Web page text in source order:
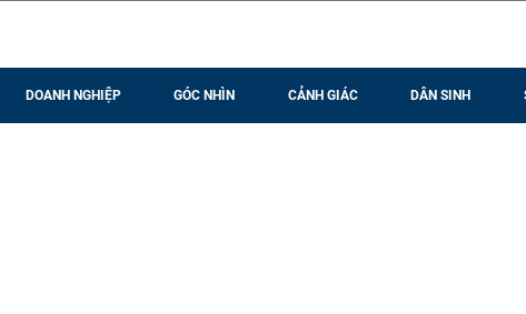
DOANH NGHIỆP GÓC NHÌN CẢNH GIÁC DÂN SINH